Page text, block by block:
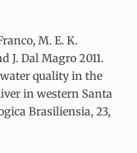
M. E. K.
J. Dal Magro 2011.
quality in the
in western Santa
Brasiliensia, 23,